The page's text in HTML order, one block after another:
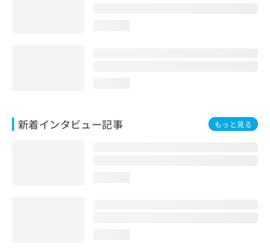
新着インタビュー記事 もっと見る